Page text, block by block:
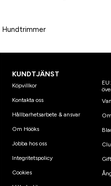
Hundtrimmer
KUNDTJÄNST
Köpvillkor
Kontakta oss
Hållbarhetsarbete & ansvar
Om Hööks
Jobba hos oss
Integritetspolicy
Cookies